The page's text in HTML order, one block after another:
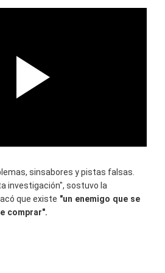
sinsabores y pistas falsas.
investigación", sostuvo la
que existe "un enemigo que se
comprar".